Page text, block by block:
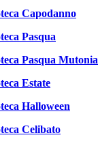
Capodanno
Pasqua
Pasqua Mutonia
Estate
Halloween
Celibato